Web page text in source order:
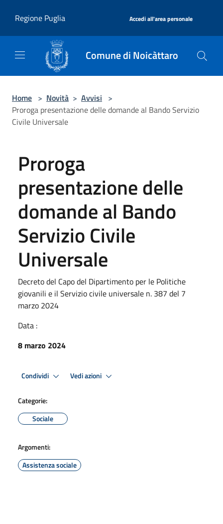
Regione Puglia
Accedi all'area personale
Comune di Noicàttaro
Home > Novità > Avvisi >
Proroga presentazione delle domande al Bando Servizio
Civile Universale
Proroga
presentazione delle
domande al Bando
Servizio Civile
Universale
Decreto del Capo del Dipartimento per le Politiche
giovanili e il Servizio civile universale n. 387 del 7
marzo 2024
Data :
8 marzo 2024
Condividi Vedi azioni
Categorie:
Sociale
Argomenti:
Assistenza sociale